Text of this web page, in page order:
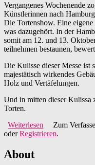
Vergangenes Wochenende
Künstlerinnen nach
Die Tortenshow. Eine
was dazugehört. In der
somit am 12. und 13.
teilnehmen bestaunen,
Die Kulisse dieser Messe ist
majestätisch wirkendes
Holz und Vertäfelungen.
Und in mitten dieser Kulissa
Torten.
Weiterlesen überZum
oderRegistrieren.
About